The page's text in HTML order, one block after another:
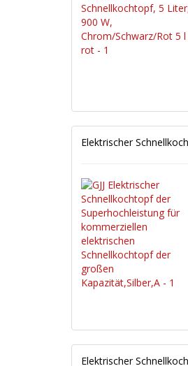
Elektrischer
Elektrischer